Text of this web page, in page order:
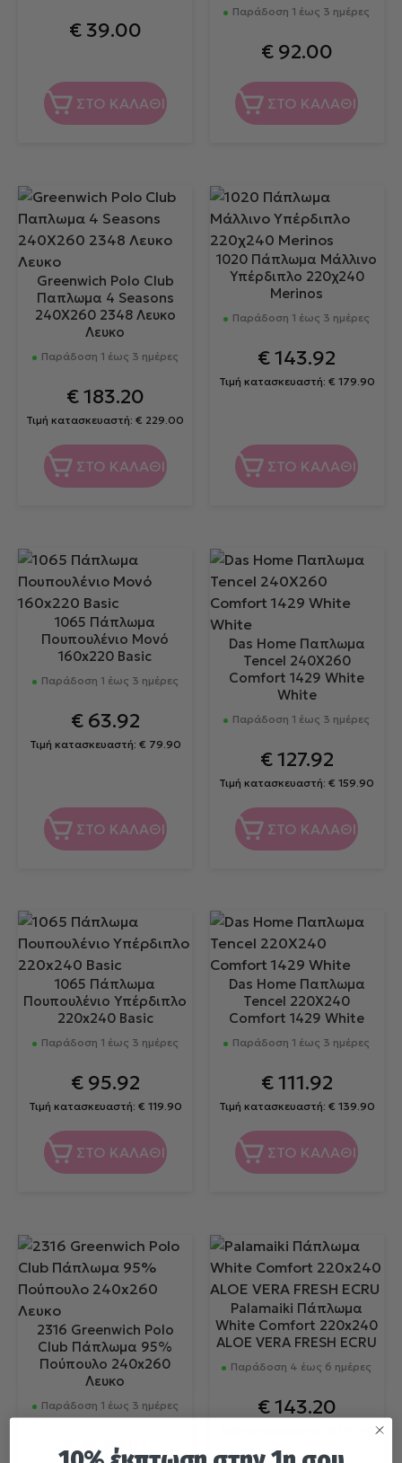
€39.00
ΣΤΟ ΚΑΛΑΘΙ
Παράδοση 1 έως 3 ημέρες
€92.00
ΣΤΟ ΚΑΛΑΘΙ
Greenwich Polo Club
Παπλωμα 4 Seasons
240X260 2348 Λευκο
Λευκο
Παράδοση 1 έως 3 ημέρες
€183.20
Τιμή κατασκευαστή:€ 229.00
ΣΤΟ ΚΑΛΑΘΙ
1020 Πάπλωμα Μάλλινο
Υπέρδιπλο 220χ240
Merinos
Παράδοση 1 έως 3 ημέρες
€143.92
Τιμή κατασκευαστή: € 179.90
ΣΤΟ ΚΑΛΑΘΙ
1065 Πάπλωμα
Πουπουλένιο Μονό
160x220 Basic
Παράδοση 1 έως 3 ημέρες
€63.92
Τιμή κατασκευαστή: € 79.90
ΣΤΟ ΚΑΛΑΘΙ
Das Home Παπλωμα
Tencel 240Χ260
Comfort 1429 White
White
Παράδοση 1 έως 3 ημέρες
€127.92
Τιμή κατασκευαστή:€ 159.90
ΣΤΟ ΚΑΛΑΘΙ
1065 Πάπλωμα
Πουπουλένιο Υπέρδιπλο
220x240 Basic
Παράδοση 1 έως 3 ημέρες
€95.92
Τιμή κατασκευαστή: € 119.90
ΣΤΟ ΚΑΛΑΘΙ
Das Home Παπλωμα
Tencel 220X240
Comfort 1429 White
Παράδοση 1 έως 3 ημέρες
€111.92
Τιμή κατασκευαστή: € 139.90
ΣΤΟ ΚΑΛΑΘΙ
2316 Greenwich Polo
Club Πάπλωμα 95%
Πούπουλο 240x260
Λευκο
Παράδοση 1 έως 3 ημέρες
€356.00
Palamaiki Πάπλωμα
White Comfort 220x240
ALOE VERA FRESH ECRU
Παράδοση 4 έως 6 ημέρες
€143.20
179.00